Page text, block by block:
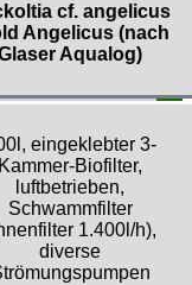
cf. angelicus
Angelicus (nach
Aqualog)
eingeklebter 3-
Kammer-Biofilter,
luftbetrieben,
Schwammfilter
1.400l/h),
diverse